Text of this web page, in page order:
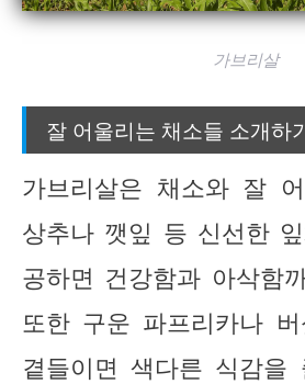
가브리살
잘 어울리는 채소들 소개하
가브리살은 채소와 잘
상추나 깻잎 등 신선한
공하면 건강함과 아삭함
또한 구운 파프리카나
곁들이면 색다른 식감을